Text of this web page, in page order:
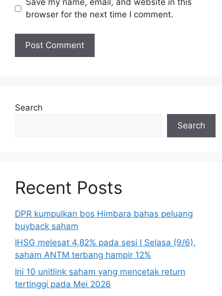
Save my name, email, and website in this
browser for the next time I comment.
Search
Search
Recent Posts
DPR kumpulkan bos Himbara bahas peluang
buyback saham
IHSG melesat 4,82% pada sesi I Selasa (9/6),
saham ANTM terbang hampir 12%
Ini 10 unitlink saham yang mencetak return
tertinggi pada Mei 2026